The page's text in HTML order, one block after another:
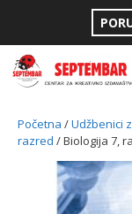
content
Početna /Udžbenici
razred / Biologija 7,